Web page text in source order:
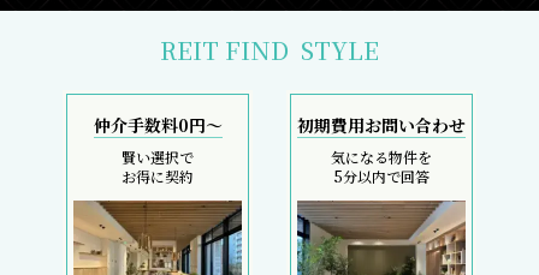
REIT FIND STYLE
仲介手数料0円～
賢い選択で
お得に契約
初期費用お問い合わせ
気になる物件を
5分以内で回答